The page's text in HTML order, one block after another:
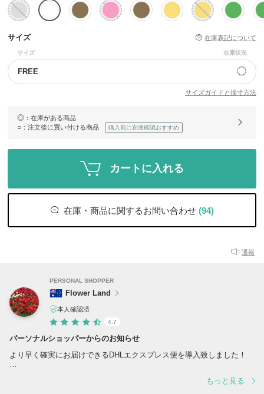
サイズ 在庫表記について
サイズ 在庫状況
FREE ◯
サイズガイドと採寸方法
◎ ：在庫がある商品
○ ：注文後に買い付ける商品 購入前に在庫確認おすすめ
カートに入れる
在庫・商品に関するお問い合わせ (94)
通報
PERSONAL SHOPPER
Flower Land
本人確認済
4.7
パーソナルショッパーからのお知らせ
より早く確実にお届けできるDHLエクスプレス便を導入致しました！
ックストア☆海外らしいおしゃれなベッドカバーやインテリア小物は一
もっと見る